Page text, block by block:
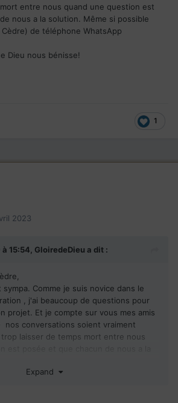
entre nous quand une question est
nous a la solution. Même si possible
de téléphone WhatsApp
Dieu nous bénisse!
1
2023
15:54, GloiredeDieu a dit :
Comme je suis novice dans le
, j'ai beaucoup de questions pour
projet. Et je compte sur vous mes amis
nos conversations soient vraiment
laisser de temps mort entre nous
Dieu nous bénisse!
Expand